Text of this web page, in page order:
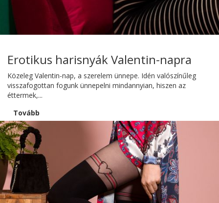
Erotikus harisnyák Valentin-napra
Közeleg Valentin-nap, a szerelem ünnepe. Idén valószínűleg
visszafogottan fogunk ünnepelni mindannyian, hiszen az
éttermek,...
Tovább